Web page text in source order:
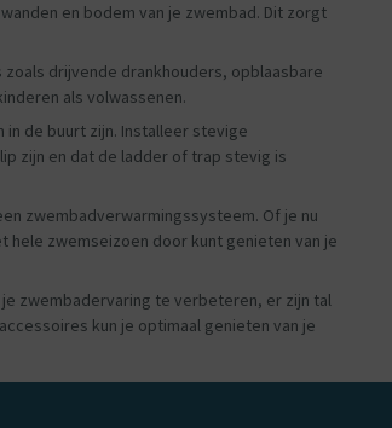
en bodem van je zwembad. Dit zorgt
drijvende drankhouders, opblaasbare
als volwassenen.
de buurt zijn. Installeer stevige
zijn en dat de ladder of trap stevig is
zwembadverwarmingssysteem. Of je nu
zwemseizoen door kunt genieten van je
zwembadervaring te verbeteren, er zijn tal
kun je optimaal genieten van je